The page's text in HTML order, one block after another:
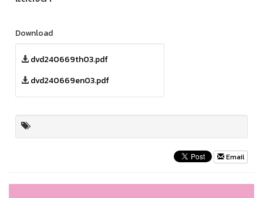
Download
dvd240669th03.pdf
dvd240669en03.pdf
Email